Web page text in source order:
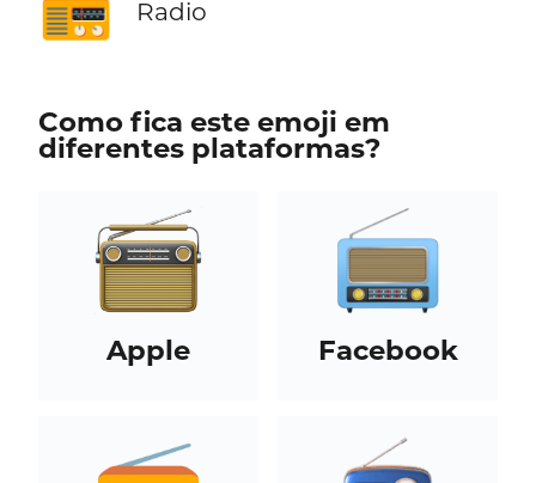
Radio
Como fica este emoji em
diferentes plataformas?
Apple Facebook